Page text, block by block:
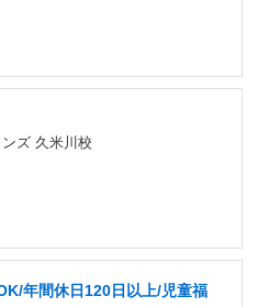
ズ 久米川校
年間休日120日以上/児童福